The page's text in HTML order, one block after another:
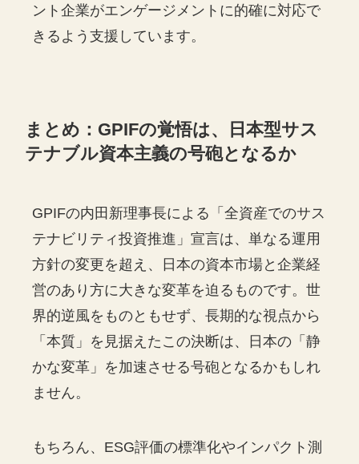
ント企業がエンゲージメントに的確に対応で
きるよう支援しています。
まとめ：GPIFの覚悟は、日本型サス
テナブル資本主義の号砲となるか
GPIFの内田新理事長による「全資産でのサス
テナビリティ投資推進」宣言は、単なる運用
方針の変更を超え、日本の資本市場と企業経
営のあり方に大きな変革を迫るものです。世
界的逆風をものともせず、長期的な視点から
「本質」を見据えたこの決断は、日本の「静
かな変革」を加速させる号砲となるかもしれ
ません。
もちろん、ESG評価の標準化やインパクト測